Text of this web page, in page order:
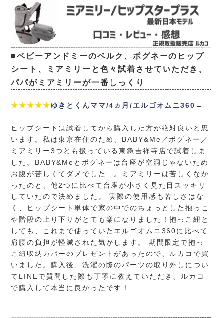
■ベビーアンドミーのベルク、ポグネーのヒップ
シート、ミアミリーと色々試着させていただき、
パパがミアミリーが一番しっくり
★★★★★ゆきとくんママ/4ヵ月/エルゴオムニ360→
ヒップシートは試着してから購入した方が絶対良いと思
います。私は東京在住のため、BABY&Me／ポグネー／
ミアミリー3つとも扱っている東急吉祥寺店で試着しま
した。BABY&Meとポグネーは台座が空洞じゃないため
お腹が苦しくてダメでした…。ミアミリーは苦しくなか
ったのと、他2つに比べて台座が小さく見た目スッキリ
していたので決めました。 実際の使用感も苦しさはな
く、ヒップシート単体で家の中でのちょっとした抱っこ
や階段の上り下りがとても楽になりました！抱っこ紐と
しても、これまで使っていたエルゴオムニ360に比べて
肩腰の負担が軽減された気がします。 期間限定で抱っ
こ紐収納カバーのプレゼントがあったので、ルカコで買
いました。購入後、洗濯の際のパーツの取り外しについ
てLINEで質問した際も丁寧に教えていただき、ルカコ
で購入して本当に良かったです！